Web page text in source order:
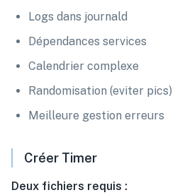
Logs dans journald
Dépendances services
Calendrier complexe
Randomisation (eviter pics)
Meilleure gestion erreurs
Créer Timer
Deux fichiers requis :